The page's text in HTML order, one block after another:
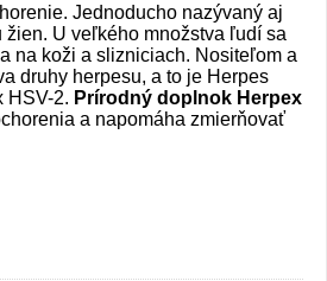
Jednoducho nazývaný aj
žien. U veľkého množstva ľudí sa
na koži a slizniciach. Nositeľom a
druhy herpesu, a to je Herpes
HSV-2. Prírodný doplnok Herpex
a napomáha zmierňovať